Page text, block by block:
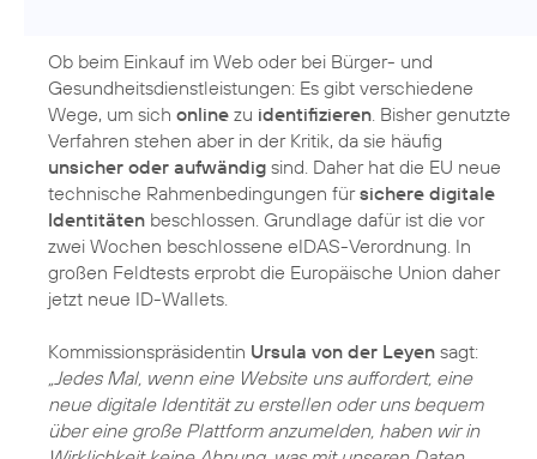
Ob beim Einkauf im Web oder bei Bürger- und
Gesundheitsdienstleistungen: Es gibt verschiedene
Wege, um sich online zu identifizieren . Bisher genutzte
Verfahren stehen aber in der Kritik, da sie häufig
unsicher oder aufwändig sind. Daher hat die EU neue
technische Rahmenbedingungen fürsichere digitale
Identitäten beschlossen. Grundlage dafür ist die vor
zwei Wochen beschlossene eIDAS-Verordnung. In
großen Feldtests erprobt die Europäische Union daher
jetzt neue ID-Wallets.
Kommissionspräsidentin Ursula von der Leyen sagt:
„Jedes Mal, wenn eine Website uns auffordert, eine
neue digitale Identität zu erstellen oder uns bequem
über eine große Plattform anzumelden, haben wir in